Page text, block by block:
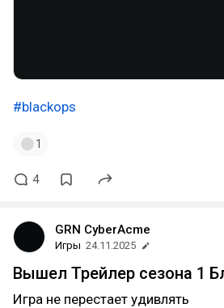
#blackops
1
4
GRN CyberAcme
Игры 24.11.2025
Вышел Трейлер сезона 1
Игра не перестает удивлять